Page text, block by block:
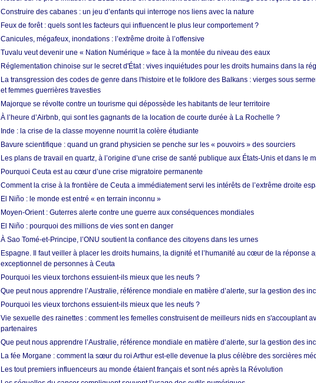
Construire des cabanes : un jeu d’enfants qui interroge nos liens avec la nature
Feux de forêt : quels sont les facteurs qui influencent le plus leur comportement ?
Canicules, mégafeux, inondations : l’extrême droite à l’offensive
Tuvalu veut devenir une « Nation Numérique » face à la montée du niveau des eaux
Réglementation chinoise sur le secret d'État : vives inquiétudes pour les droits humains dans la
La transgression des codes de genre dans l'histoire et le folklore des Balkans : vierges sous
et femmes guerrières travesties
Majorque se révolte contre un tourisme qui dépossède les habitants de leur territoire
À l’heure d’Airbnb, qui sont les gagnants de la location de courte durée à La Rochelle ?
Inde : la crise de la classe moyenne nourrit la colère étudiante
Bavure scientifique : quand un grand physicien se penche sur les « pouvoirs » des sourciers
Les plans de travail en quartz, à l’origine d’une crise de santé publique aux États-Unis et dans le
Pourquoi Ceuta est au cœur d’une crise migratoire permanente
Comment la crise à la frontière de Ceuta a immédiatement servi les intérêts de l’extrême droite
El Niño : le monde est entré « en terrain inconnu »
Moyen-Orient : Guterres alerte contre une guerre aux conséquences mondiales
El Niño : pourquoi des millions de vies sont en danger
À Sao Tomé-et-Principe, l’ONU soutient la confiance des citoyens dans les urnes
Espagne. Il faut veiller à placer les droits humains, la dignité et l’humanité au cœur de la réponse
exceptionnel de personnes à Ceuta
Pourquoi les vieux torchons essuient-ils mieux que les neufs ?
Que peut nous apprendre l’Australie, référence mondiale en matière d’alerte, sur la gestion des
Pourquoi les vieux torchons essuient-ils mieux que les neufs ?
Vie sexuelle des rainettes : comment les femelles construisent de meilleurs nids en s'accouplant
partenaires
Que peut nous apprendre l’Australie, référence mondiale en matière d’alerte, sur la gestion des
La fée Morgane : comment la sœur du roi Arthur est-elle devenue la plus célèbre des sorcières
Les tout premiers influenceurs au monde étaient français et sont nés après la Révolution